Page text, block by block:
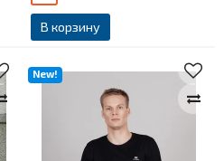
В корзину
New!